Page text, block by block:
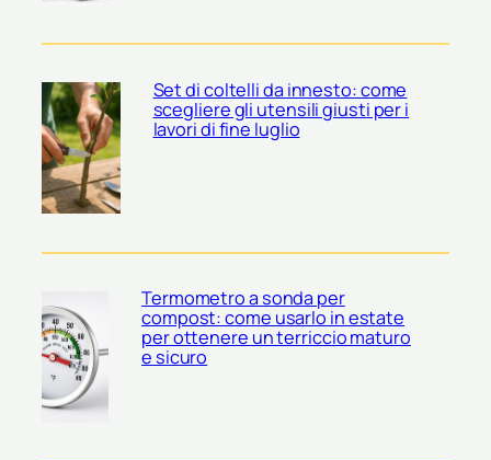
Set di coltelli da innesto: come
scegliere gli utensili giusti per i
lavori di fine luglio
Termometro a sonda per
compost: come usarlo in estate
per ottenere un terriccio maturo
e sicuro